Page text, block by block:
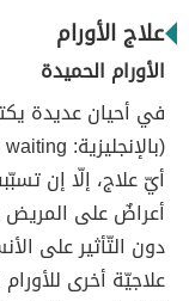
علاج الأورام
الأورام الحميدة
في أحيان عديدة
(بالإنجليزية: watchful waiting)
أيّ علاج، إلّا إن
أعراضٌ على المريض
دون التّأثير على
علاجيّة أخرى